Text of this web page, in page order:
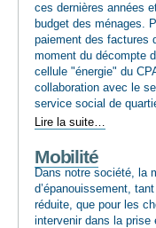
ces dernières années
budget des ménages.
paiement des factures
moment du décompte
cellule "énergie" du
collaboration avec le
service social de
Energie
Lire la suite…
Mobilité
Dans notre société, la
d’épanouissement,
réduite, que pour les
intervenir dans la prise